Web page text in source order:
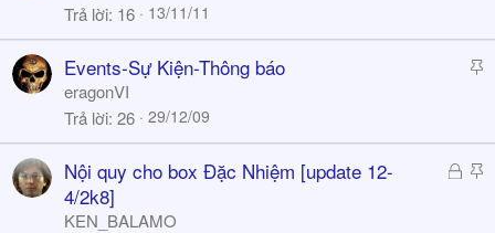
c
k
Trả lời 16 13/11/11
S
c
k
Events-Sự Kiện-Thông báo
eragonVI
Trả lời 26 29/12/09
Đ S
Nội quy cho box Đặc Nhiệm [update 12-
4/2k8]
KEN_BALAMO